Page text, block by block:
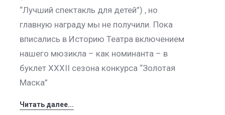
“Лучший спектакль для детей”) , но
главную награду мы не получили. Пока
вписались в Историю Театра включением
нашего мюзикла – как номинанта – в
буклет XXXII сезона конкурса “Золотая
Маска”
Читать далее...